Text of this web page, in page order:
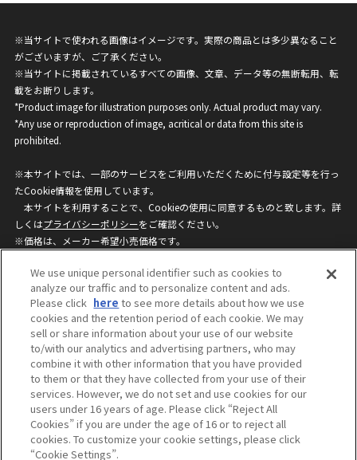
※当サイトで使われる画像はイメージです。実際の商品とは多少異なること
がございますが、ご了承ください。
※当サイトに掲載されているすべての画像、文章、データ等の無断転用、転
載をお断りします。
*Product image for illustration purposes only. Actual product may vary.
*Any use or reproduction of image, acritical or data from this site is
prohibited.
※本サイトでは、一部のサービスをご利用いただくために付与設定等を行っ
たCookie情報を使用しています。
本サイトを利用することで、Cookieの使用に同意するものと致します。詳
しくはプライバシーポリシーをご確認ください。
※価格は、メーカー希望小売価格です。
ざいますのでご了承ください。
privacypolicy
Do Not Sell or Share My
Personal Information
ウェブサイトご利用条件
ソーシャルメディアポリシー
個人情報保護方針
お問い合わせ
©BANDAI
We use unique personal identifier such as cookies to
analyze our traffic and to personalize content and ads.
Please click here to see more details about how we use
cookies and the retention period of each cookie. We may
sell or share information about your use of our website
to/with our analytics and advertising partners, who may
combine it with other information that you have provided
to them or that they have collected from your use of their
services. However, we do not set and use cookies for our
users under 16 years of age. Please click “Reject All
Cookies” if you are under the age of 16 or to reject all
cookies. To customize your cookie settings, please click
“Cookie Settings”.